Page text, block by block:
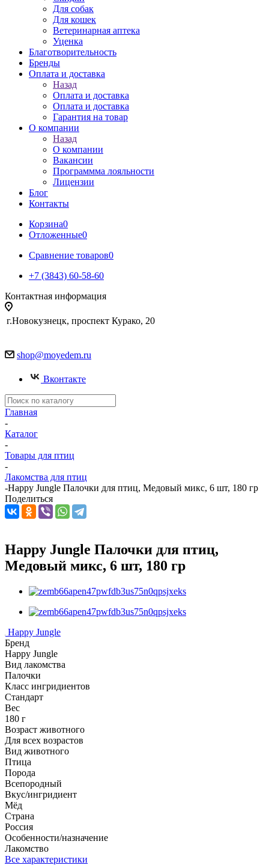
Для собак
Для кошек
Ветеринарная аптека
Уценка
Благотворительность
Бренды
Оплата и доставка
Назад
Оплата и доставка
Оплата и доставка
Гарантия на товар
О компании
Назад
О компании
Вакансии
Программма лояльности
Лицензии
Блог
Контакты
Корзина0
Отложенные0
Сравнение товаров0
+7 (3843) 60-58-60
Контактная информация
г.Новокузнецк, проспект Курако, 20
shop@moyedem.ru
Вконтакте
Главная
-
Каталог
-
Товары для птиц
-
Лакомства для птиц
-Happy Jungle Палочки для птиц, Медовый микс, 6 шт, 180 гр
Поделиться
Happy Jungle Палочки для птиц,
Медовый микс, 6 шт, 180 гр
Happy Jungle
Бренд
Happy Jungle
Вид лакомства
Палочки
Класс ингридиентов
Стандарт
Вес
180 г
Возраст животного
Для всех возрастов
Вид животного
Птица
Порода
Всепородный
Вкус/ингридиент
Мёд
Страна
Россия
Особенности/назначение
Лакомство
Все характеристики